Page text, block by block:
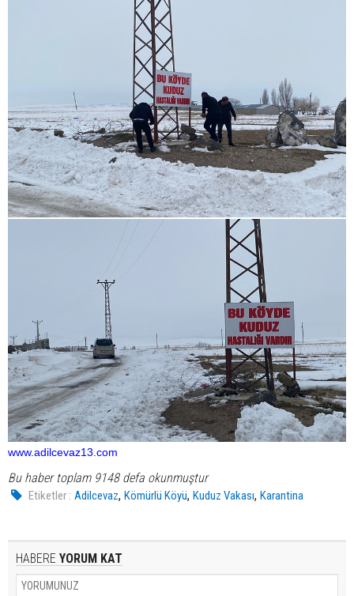
www.adilcevaz13.com
Bu haber toplam 9148 defa okunmuştur
Etiketler : Adilcevaz,Kömürlü Köyü,Kuduz Vakası,Karantina
HABERE YORUM KAT